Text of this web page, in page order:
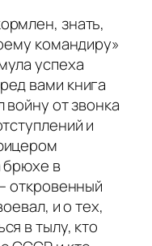
знать,
командиру»
успеха
вами книга
от звонка
и
брюхе в
откровенный
и о тех,
в тылу, кто